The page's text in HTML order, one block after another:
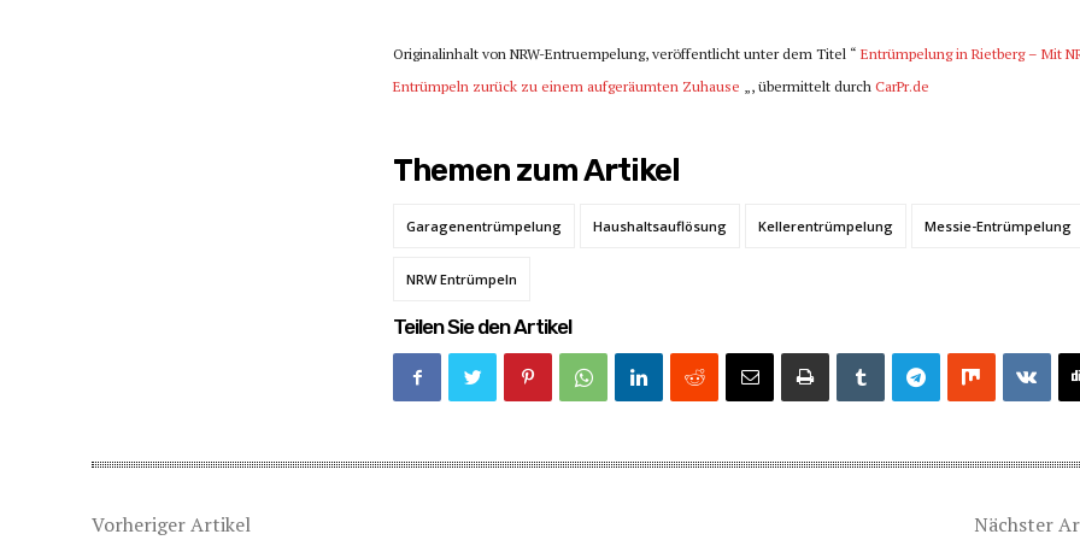
Originalinhalt von NRW-Entruempelung, veröffentlicht unter dem Titel “ Entrümpelung in Rietberg – Mit
Entrümpeln zurück zu einem aufgeräumten Zuhause „, übermittelt durch CarPr.de
Themen zum Artikel
Garagenentrümpelung Haushaltsauflösung Kellerentrümpelung Messie-Entrümpelung
NRW Entrümpeln
Teilen Sie den Artikel
Vorheriger Artikel Nächster